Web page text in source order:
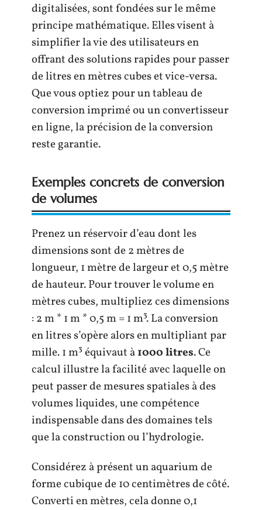
digitalisées, sont fondées sur le même
principe mathématique. Elles visent à
simplifier la vie des utilisateurs en
offrant des solutions rapides pour passer
de litres en mètres cubes et vice-versa.
Que vous optiez pour un tableau de
conversion imprimé ou un convertisseur
en ligne, la précision de la conversion
reste garantie.
Exemples concrets de conversion
de volumes
Prenez un réservoir d’eau dont les
dimensions sont de 2 mètres de
longueur, 1 mètre de largeur et 0,5 mètre
de hauteur. Pour trouver le volume en
mètres cubes, multipliez ces dimensions
: 2 m * 1 m * 0,5 m = 1 m³. La conversion
en litres s’opère alors en multipliant par
mille. 1 m³ équivaut à1000 litres. Ce
calcul illustre la facilité avec laquelle on
peut passer de mesures spatiales à des
volumes liquides, une compétence
indispensable dans des domaines tels
que la construction ou l’hydrologie.
Considérez à présent un aquarium de
forme cubique de 10 centimètres de côté.
Converti en mètres, cela donne 0,1